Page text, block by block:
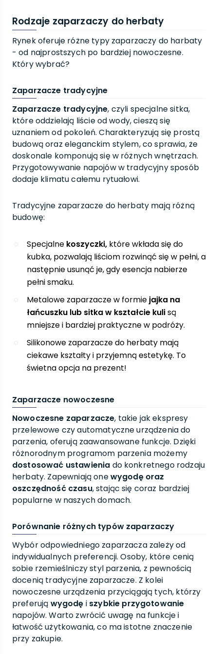
Rodzaje zaparzaczy do herbaty
Rynek oferuje różne typy zaparzaczy do harbaty
- od najprostszych po bardziej nowoczesne.
Który wybrać?
Zaparzacze tradycyjne
Zaparzacze tradycyjne, czyli specjalne sitka,
które oddzielają liście od wody, cieszą się
uznaniem od pokoleń. Charakteryzują się prostą
budową oraz eleganckim stylem, co sprawia, że
doskonale komponują się w różnych wnętrzach.
Przygotowywanie napojów w tradycyjny sposób
dodaje klimatu całemu rytuałowi.
Tradycyjne zaparzacze do herbaty mają różną
budowę:
Specjalne koszyczki, które wkłada się do
kubka, pozwalają liściom rozwinąć się w pełni, a
następnie usunąć je, gdy esencja nabierze
pełni smaku.
Metalowe zaparzacze w formie jajka na
łańcuszku lub sitka w kształcie kulisą
mniejsze i bardziej praktyczne w podróży.
Silikonowe zaparzacze do herbaty mają
ciekawe kształty i przyjemną estetykę. To
świetna opcja na prezent!
Zaparzacze nowoczesne
Nowoczesne zaparzacze, takie jak ekspresy
przelewowe czy automatyczne urządzenia do
parzenia, oferują zaawansowane funkcje. Dzięki
różnorodnym programom parzenia możemy
dostosować ustawienia do konkretnego rodzaju
herbaty. Zapewniają onewygodę oraz
oszczędność czasu, stając się coraz bardziej
popularne w naszych domach.
Porównanie różnych typów zaparzaczy
Wybór odpowiedniego zaparzacza zależy od
indywidualnych preferencji. Osoby, które cenią
sobie rzemieślniczy styl parzenia, z pewnością
docenią tradycyjne zaparzacze. Z kolei
nowoczesne urządzenia przyciągają tych, którzy
preferują wygodę i szybkie przygotowanie
napojów. Warto zwrócić uwagę na funkcje i
łatwość użytkowania, co ma istotne znaczenie
przy zakupie.